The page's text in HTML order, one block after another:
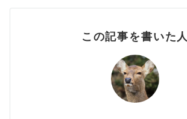
この記事を書いた人